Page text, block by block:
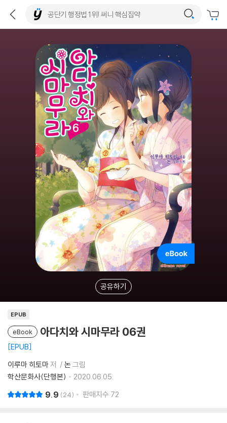
공유하기
EPUB
eBook 아다치와 시마무라 06권
EPUB
이루마 히토마저 논 그림
학산문화사(단행본)
2020.06.05.
9.9 24 판매지수 72